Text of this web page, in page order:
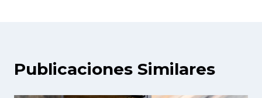
Publicaciones Similares